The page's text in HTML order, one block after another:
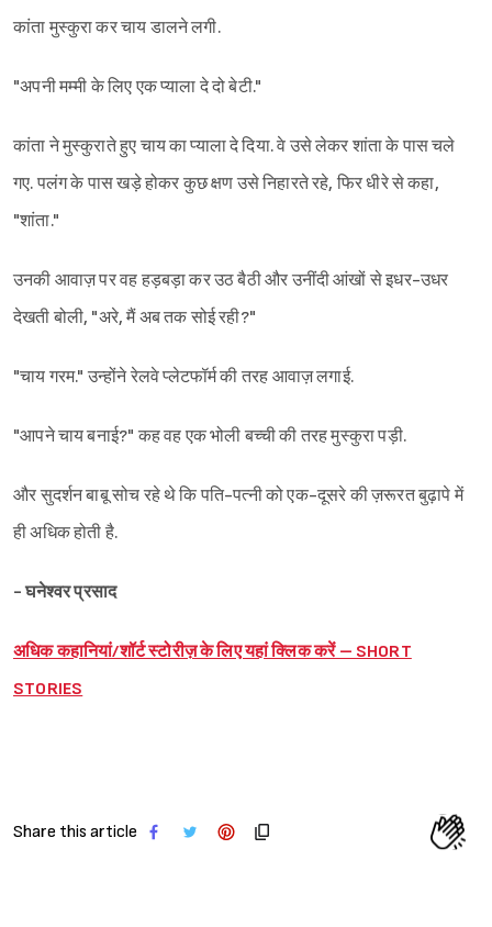
कांता मुस्कुरा कर चाय डालने लगी.
"अपनी मम्मी के लिए एक प्याला दे दो बेटी."
कांता ने मुस्कुराते हुए चाय का प्याला दे दिया. वे उसे लेकर शांता के पास चले
गए. पलंग के पास खड़े होकर कुछ क्षण उसे निहारते रहे, फिर धीरे से कहा,
"शांता."
उनकी आवाज़ पर वह हड़बड़ा कर उठ बैठी और उनींदी आंखों से इधर-उधर
देखती बोली, "अरे, मैं अब तक सोई रही?"
"चाय गरम." उन्होंने रेलवे प्लेटफॉर्म की तरह आवाज़ लगाई.
"आपने चाय बनाई?" कह वह एक भोली बच्ची की तरह मुस्कुरा पड़ी.
और सुदर्शन बाबू सोच रहे थे कि पति-पत्नी को एक-दूसरे की ज़रूरत बुढ़ापे में
ही अधिक होती है.
- घनेश्वर प्रसाद
अधिक कहानियां/शॉर्ट स्टोरीज़ के लिए यहां क्लिक करें – SHORT
STORIES
Share this article